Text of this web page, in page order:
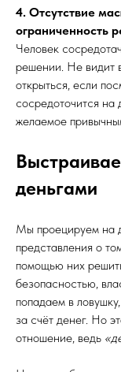
4. Отсутствие
ограниченность
Человек
решении. Не видит
открыться, если
сосредоточится на
желаемое
деньгами
Мы проецируем на
представления о
помощью них
безопасностью,
попадаем в
за счёт денег. Но
отношение, ведь